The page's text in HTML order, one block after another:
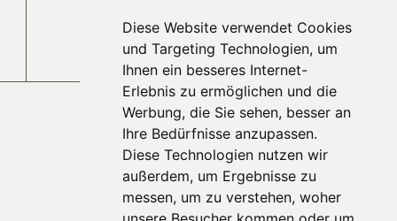
Diese Website verwendet Cookies
und Targeting Technologien, um
Ihnen ein besseres Internet-
Erlebnis zu ermöglichen und die
Werbung, die Sie sehen, besser an
Ihre Bedürfnisse anzupassen.
Diese Technologien nutzen wir
außerdem, um Ergebnisse zu
messen, um zu verstehen, woher
Jobs und Karriere